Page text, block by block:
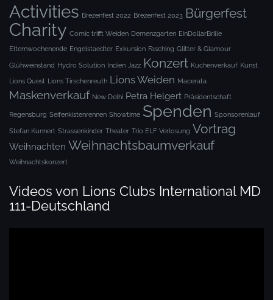
Activities Brezenfest 2022 Brezenfest 2023 Bürgerfest
Charity Comic trifft Weiden Demenzgarten EinDollarBrille
Elternwochenende Engelstaedter Exkursion Fasching Glitter & Glamour
Glühweinstand Hydro Solution Indien Jazz Konzert Kuchenverkauf Kunst
Lions Quest Lions Tirschenreuth Lions Weiden Macerata
Maskenverkauf New Delhi Petra Helgert Präsidentschaft
Regensburg Seifenkistenrennen Showtime Spenden Sponsorenlauf
Stefan Kunnert Strassenkinder Theater Trio ELF Verlosung Vortrag
Weihnachten Weihnachtsbaumverkauf
Weihnachtskonzert
Videos von Lions Clubs International MD
111-Deutschland